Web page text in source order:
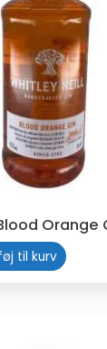
Orange
til kurv